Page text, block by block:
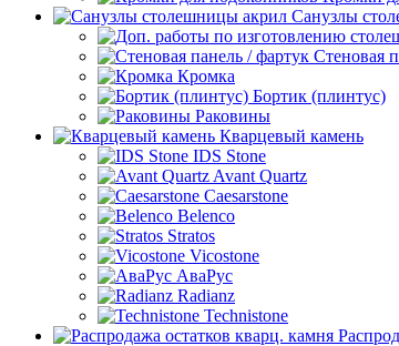
Санузлы
Стеновая
Кромка
Бортик (плинтус)
Раковины
Кварцевый камень
IDS Stone
Avant Quartz
Caesarstone
Belenco
Stratos
Vicostone
АваРус
Radianz
Technistone